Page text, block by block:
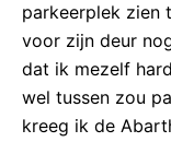
parkeerplek zien
voor zijn deur
dat ik mezelf
wel tussen zou
kreeg ik de